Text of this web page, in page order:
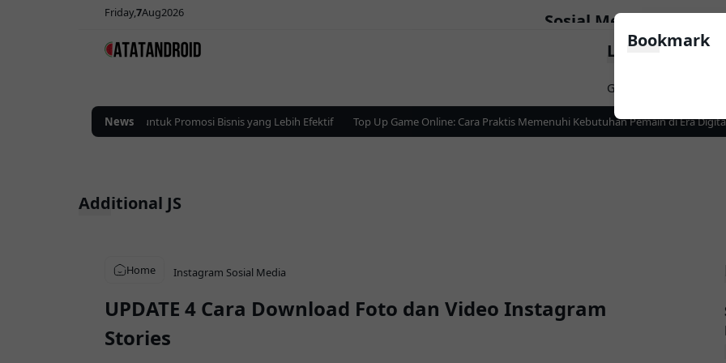
Friday7Aug2026 Sosial Media
LinkList Nav
Game
News
Solusi Iklan Digital untuk Promosi Bisnis yang Lebih Efektif Top Up Game Online: Cara Praktis Memenuhi Kebutuhan Pemain di Era Digital
Home Instagram Sosial Media
UPDATE 4 Cara Download Foto dan Video Instagram
Stories
Bookmark
Additional JS